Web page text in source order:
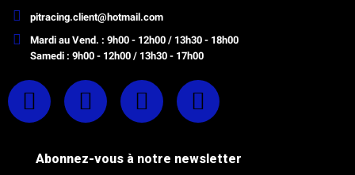
pitracing.client@hotmail.com
Mardi au Vend. : 9h00 - 12h00 / 13h30 - 18h00
Samedi : 9h00 - 12h00 / 13h30 - 17h00
Abonnez-vous à notre newsletter